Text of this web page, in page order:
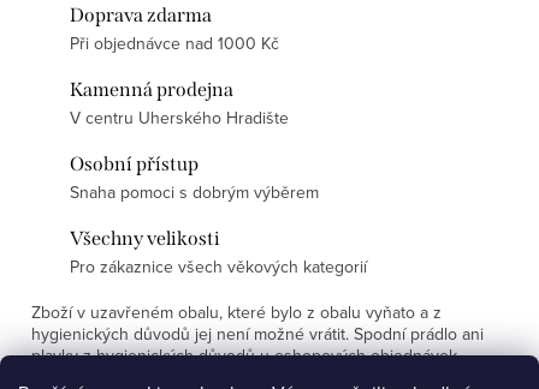
Doprava zdarma
Při objednávce nad 1000 Kč
Kamenná prodejna
V centru Uherského Hradište
Osobní přístup
Snaha pomoci s dobrým výběrem
Všechny velikosti
Pro zákaznice všech věkových kategorií
Zboží v uzavřeném obalu, které bylo z obalu vyňato a z
hygienických důvodů jej není možné vrátit. Spodní prádlo ani
plavky z hygienických důvodů u eshopových objednávek